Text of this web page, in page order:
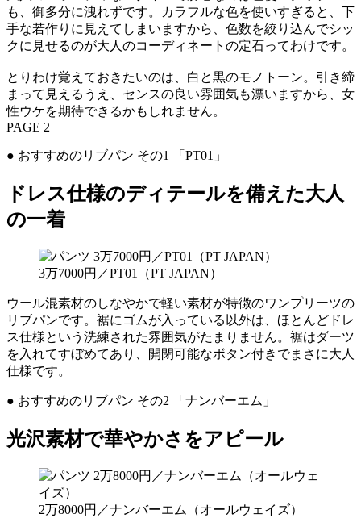
も、御多分に洩れずです。カラフルな色を使いすぎると、下
手な若作りに見えてしまいますから、色数を絞り込んでシッ
クに見せるのが大人のコーディネートの定石ってわけです。
とりわけ覚えておきたいのは、白と黒のモノトーン。引き締
まって見えるうえ、センスの良い雰囲気も漂いますから、女
性ウケを期待できるかもしれません。
PAGE 2
● おすすめのリブパン その1 「PT01」
ドレス仕様のディテールを備えた大人
の一着
3万7000円／PT01（PT JAPAN）
ウール混素材のしなやかで軽い素材が特徴のワンプリーツの
リブパンです。裾にゴムが入っている以外は、ほとんどドレ
ス仕様という洗練された雰囲気がたまりません。裾はダーツ
を入れてすぼめてあり、開閉可能なボタン付きでまさに大人
仕様です。
● おすすめのリブパン その2 「ナンバーエム」
光沢素材で華やかさをアピール
2万8000円／ナンバーエム（オールウェイズ）